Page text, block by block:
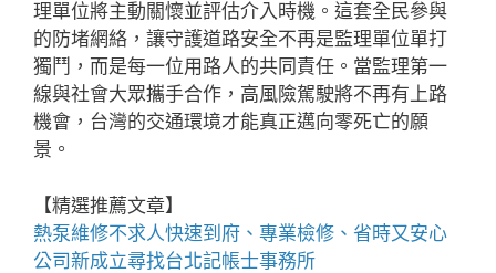
理單位將主動關懷並評估介入時機。這套全民參與
的防堵網絡，讓守護道路安全不再是監理單位單打
獨鬥，而是每一位用路人的共同責任。當監理第一
線與社會大眾攜手合作，高風險駕駛將不再有上路
機會，台灣的交通環境才能真正邁向零死亡的願
景。
【精選推薦文章】
熱泵維修不求人快速到府、專業檢修、省時又安心
公司新成立尋找台北記帳士事務所